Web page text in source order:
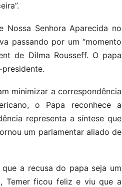
Nossa Senhora Aparecida no
passando por um “momento
de Dilma Rousseff. O papa
minimizar a correspondência
o Papa reconhece a
representa a síntese que
um parlamentar aliado de
a recusa do papa seja um
Temer ficou feliz e viu que a